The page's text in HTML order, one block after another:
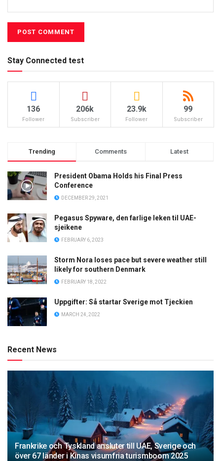
Stay Connected test
136
Follower
206k
Subscriber
23.9k
Follower
99
Subscriber
Trending Comments Latest
President Obama Holds his Final Press
Conference
DECEMBER 29, 2021
Pegasus Spyware, den farlige leken til UAE-
sjeikene
FEBRUARY 6, 2023
Storm Nora loses pace but severe weather still
likely for southern Denmark
FEBRUARY 18, 2022
Uppgifter: Så startar Sverige mot Tjeckien
MARCH 24, 2022
Recent News
Frankrike och Tyskland ansluter till UAE, Sverige och
över 67 länder i Kinas visumfria turismboom 2025